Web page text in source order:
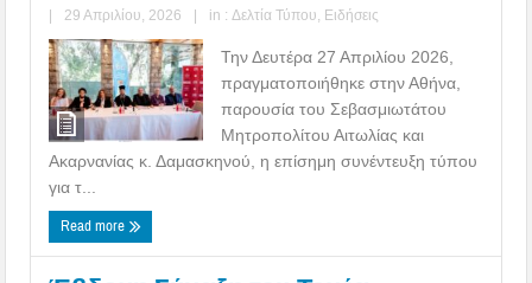
| 29 Απριλίου, 2026 | in : Δελτία Τύπου Ειδήσεις
Την Δευτέρα 27 Απριλίου 2026,
πραγματοποιήθηκε στην Αθήνα,
παρουσία του Σεβασμιωτάτου
Μητροπολίτου Αιτωλίας και
Ακαρνανίας κ. Δαμασκηνού, η επίσημη συνέντευξη τύπου
για τ...
Read more